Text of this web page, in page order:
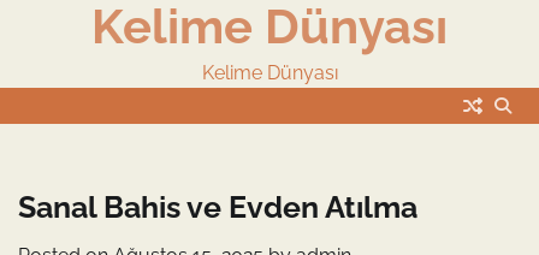
Kelime Dünyası
Kelime Dünyası
Sanal Bahis ve Evden Atılma